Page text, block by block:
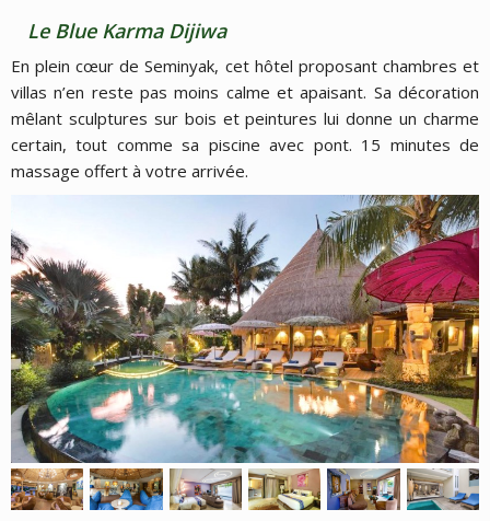
Le Blue Karma Dijiwa
En plein cœur de Seminyak, cet hôtel proposant chambres et
villas n’en reste pas moins calme et apaisant. Sa décoration
mêlant sculptures sur bois et peintures lui donne un charme
certain, tout comme sa piscine avec pont. 15 minutes de
massage offert à votre arrivée.